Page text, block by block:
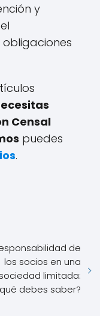
y
Censal
puedes
.
de
los socios en una
sociedad limitada:
debes saber?